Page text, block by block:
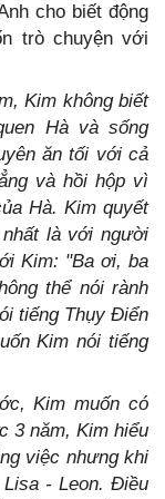
cho biết động
trò chuyện với
Kim không biết
Hà và sống
ăn tối với cả
và hồi hộp vì
Hà. Kim quyết
là với người
Kim: "Ba ơi, ba
thể nói rành
tiếng Thụy Điển
Kim nói tiếng
Kim muốn có
3 năm, Kim hiểu
việc nhưng khi
- Leon. Điều